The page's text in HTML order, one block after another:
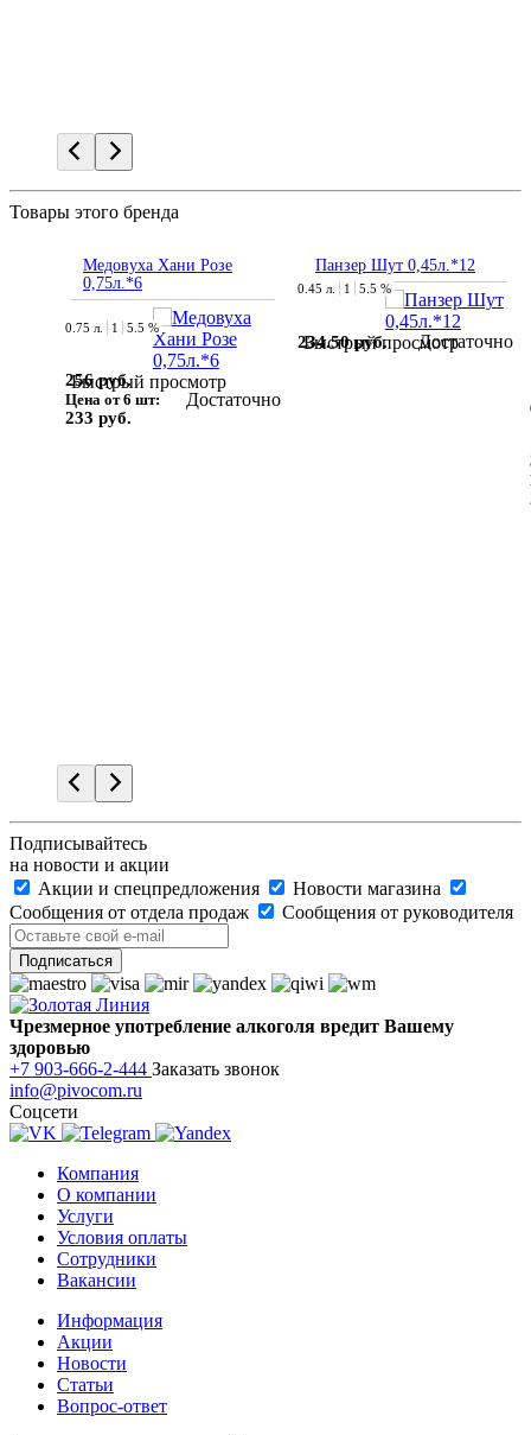
Товары этого бренда
Медовуха Хани Розе
0,75л.*6
Быстрый просмотр
0.75 л. 1 5.5 %
256 руб.
Цена от 6 шт:
233 руб.
Достаточно
Панзер Шут 0,45л.*12
Быстрый просмотр
0.45 л. 1 5.5 %
234.50 руб. Достаточно
Подписывайтесь
на новости и акции
Акции и спецпредложения
Новости магазина
Сообщения от отдела продаж
Сообщения от руководителя
Чрезмерное употребление алкоголя вредит Вашему
здоровью
+7 903-666-2-444 Заказать звонок
info@pivocom.ru
Соцсети
Компания
О компании
Услуги
Условия оплаты
Сотрудники
Вакансии
Информация
Акции
Новости
Статьи
Вопрос-ответ